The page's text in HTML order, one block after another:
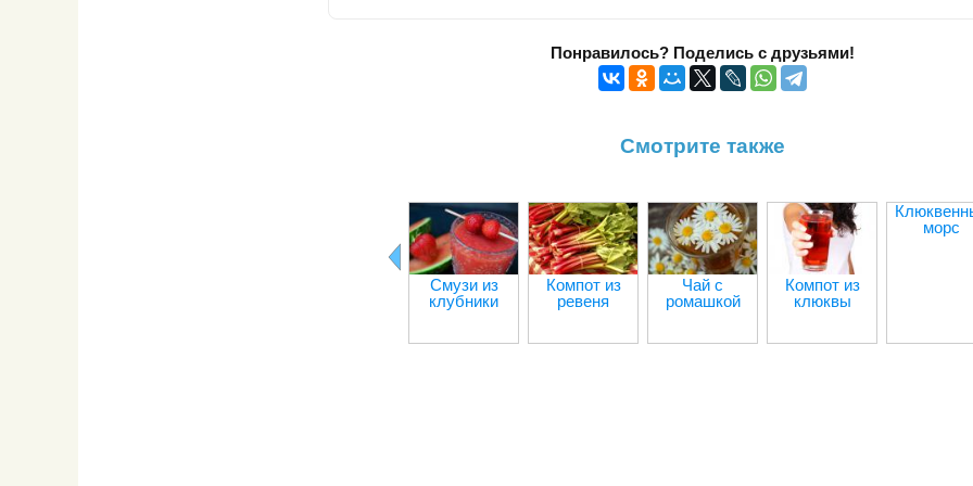
Понравилось? Поделись с друзьями!
Смотрите также
Смузи из
клубники
Компот из
ревеня
Чай с
ромашкой
Компот из
клюквы
морс